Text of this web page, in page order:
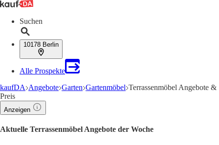
Suchen
10178 Berlin
Alle Prospekte
kaufDA Angebote Garten Gartenmöbel Terrassenmöbel Angebote &
Preis
Anzeigen
Aktuelle Terrassenmöbel Angebote der Woche